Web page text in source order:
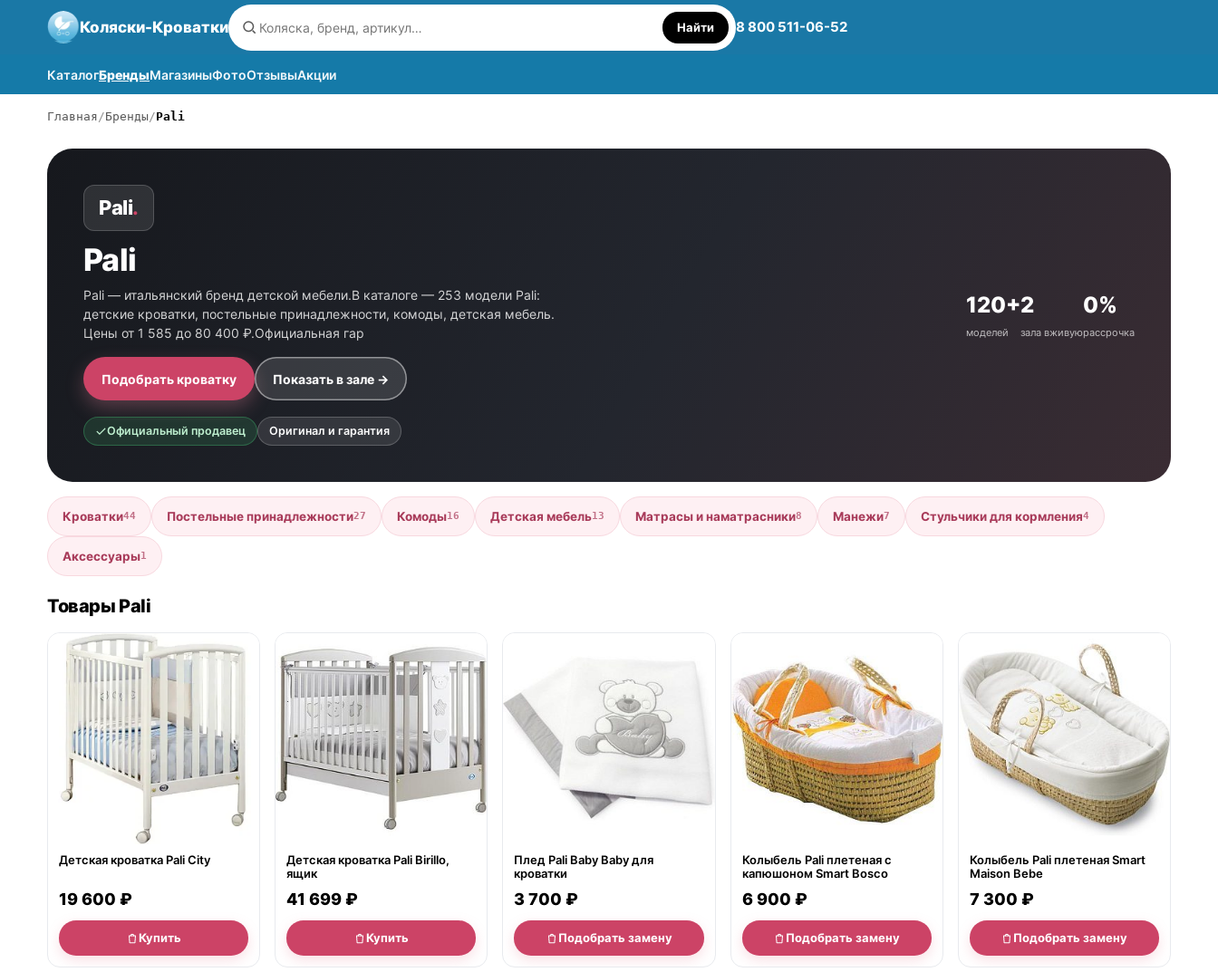
Коляски-Кроватки Найти 8 800 511-06-52
КаталогБрендыМагазиныФотоОтзывыАкции
Главная Бренды Pali
Pali.
Pali
Pali — итальянский бренд детской мебели.В каталоге — 253 модели Pali:
детские кроватки, постельные принадлежности, комоды, детская мебель.
Цены от 1 585 до 80 400 ₽.Официальная гар
Подобрать кроватку Показать в зале →
Официальный продавец Оригинал и гарантия
120+
моделей
2
зала вживую
0%
рассрочка
Кроватки44 Постельные принадлежности27 Комоды16 Детская мебель13 Матрасы и наматрасники8 Манежи7 Стульчики для кормления4
Аксессуары1
Товары Pali
● в наличии
Детская кроватка Pali City
19 600 ₽
Купить
● в наличии
Детская кроватка Pali Birillo,
ящик
41 699 ₽
Купить
Плед Pali Baby Baby для
кроватки
3 700 ₽
Подобрать замену
Колыбель Pali плетеная с
капюшоном Smart Bosco
6 900 ₽
Подобрать замену
нет в продаже
Колыбель Pali плетеная Smart
Maison Bebe
7 300 ₽
Подобрать замену